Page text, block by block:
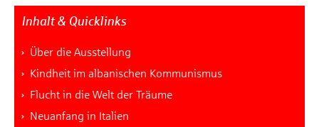
Inhalt & Quicklinks
Über die Ausstellung
Kindheit im albanischen Kommunismus
Flucht in die Welt der Träume
Neuanfang in Italien